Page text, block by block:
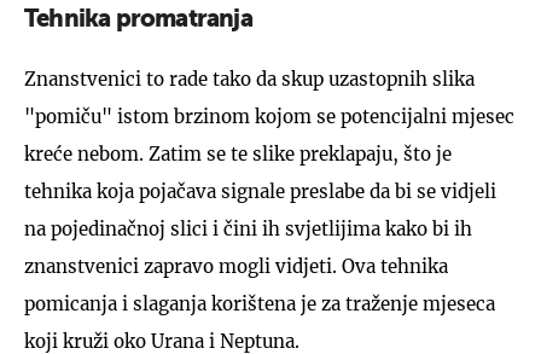
Tehnika promatranja
Znanstvenici to rade tako da skup uzastopnih slika
"pomiču" istom brzinom kojom se potencijalni mjesec
kreće nebom. Zatim se te slike preklapaju, što je
tehnika koja pojačava signale preslabe da bi se vidjeli
na pojedinačnoj slici i čini ih svjetlijima kako bi ih
znanstvenici zapravo mogli vidjeti. Ova tehnika
pomicanja i slaganja korištena je za traženje mjeseca
koji kruži oko Urana i Neptuna.